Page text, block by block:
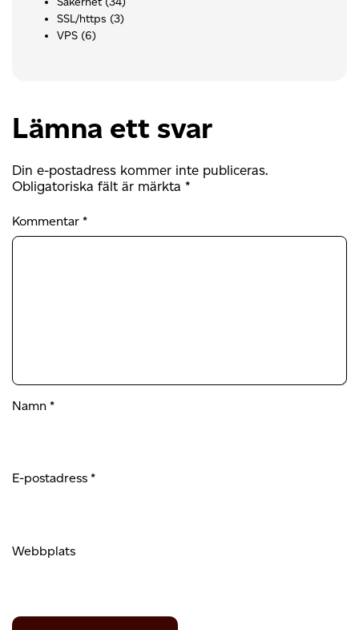
SSL/https (3)
VPS (6)
Lämna ett svar
Din e-postadress kommer inte publiceras.
Obligatoriska fält är märkta *
Kommentar *
Namn *
E-postadress *
Webbplats